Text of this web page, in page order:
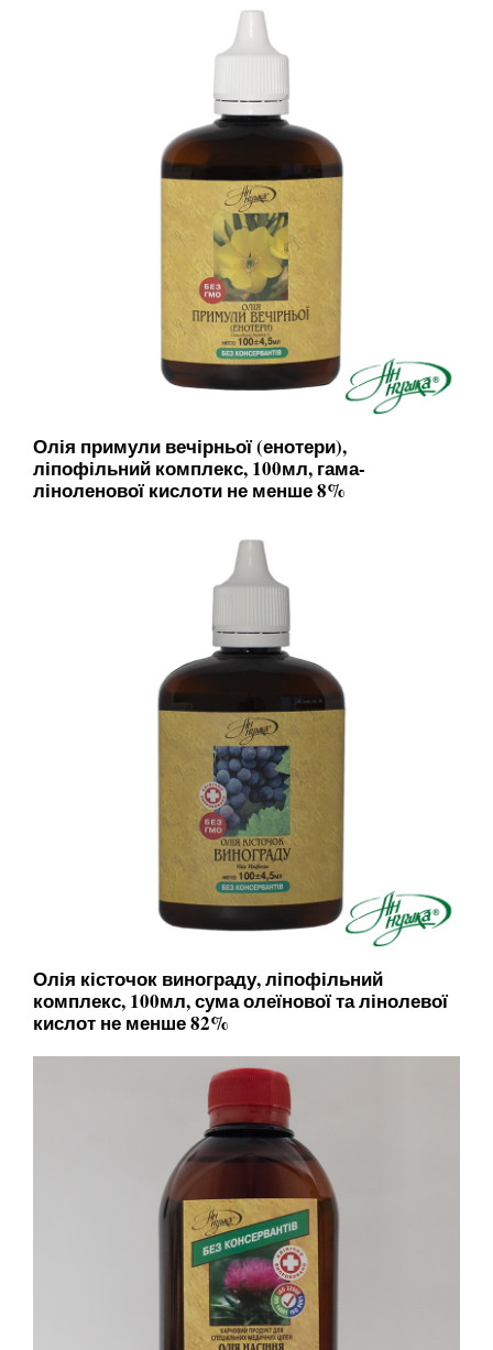
Олія примули вечірньої (енотери),
ліпофільний комплекс, 100мл, гама-
ліноленової кислоти не менше 8%
Олія кісточок винограду, ліпофільний
комплекс, 100мл, сума олеїнової та лінолевої
кислот не менше 82%